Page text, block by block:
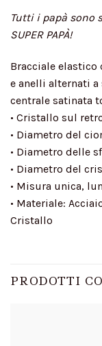
Tutti i papà sono
SUPER PAPÀ!
Bracciale
e anelli alternati
centrale satinata
• Cristallo sul
• Diametro del
• Diametro delle
• Diametro del
• Misura unica,
• Materiale:
Cristallo
PRODOTTI